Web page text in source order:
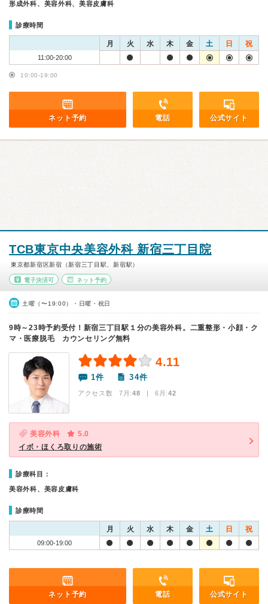
形成外科、美容外科、美容皮膚科
診療時間
月 火 水 木 金 土 日 祝
11:00-20:00
10:00-19:00
ネット予約 電話 公式サイト
TCB東京中央美容外科 新宿三丁目院
東京都新宿区新宿（新宿三丁目駅、新宿駅）
電子決済可 ネット予約
土曜（〜19:00）・日曜・祝日
9時～23時予約受付！新宿三丁目駅１分の美容外科。二重整形・小顔・ク
マ・医療脱毛 カウンセリング無料
4.11
1件 34件
アクセス数 7月:48 | 6月:42
美容外科
5.0
イボ・ほくろ取りの施術
診療科目：
美容外科、美容皮膚科
診療時間
月 火 水 木 金 土 日 祝
09:00-19:00
ネット予約 電話 公式サイト